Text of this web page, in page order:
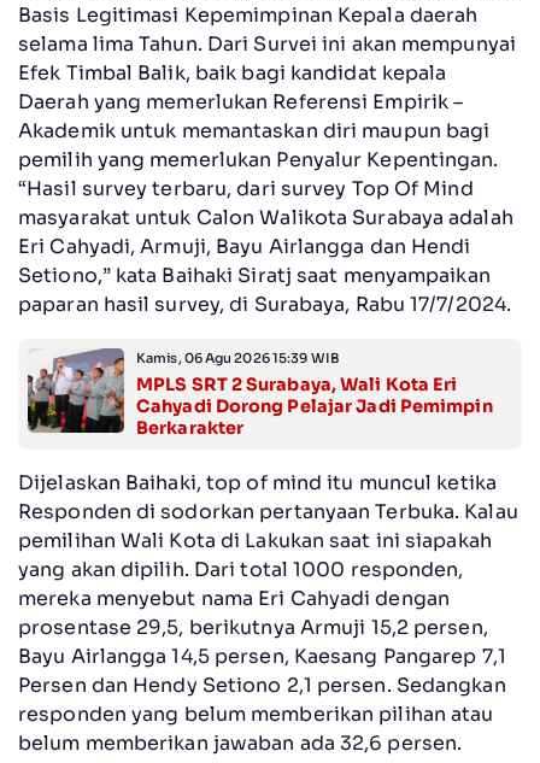
Basis Legitimasi Kepemimpinan Kepala daerah
selama lima Tahun. Dari Survei ini akan mempunyai
Efek Timbal Balik, baik bagi kandidat kepala
Daerah yang memerlukan Referensi Empirik –
Akademik untuk memantaskan diri maupun bagi
pemilih yang memerlukan Penyalur Kepentingan.
“Hasil survey terbaru, dari survey Top Of Mind
masyarakat untuk Calon Walikota Surabaya adalah
Eri Cahyadi, Armuji, Bayu Airlangga dan Hendi
Setiono,” kata Baihaki Siratj saat menyampaikan
paparan hasil survey, di Surabaya, Rabu 17/7/2024.
Kamis, 06 Agu 2026 15:39 WIB
MPLS SRT 2 Surabaya, Wali Kota Eri
Cahyadi Dorong Pelajar Jadi Pemimpin
Berkarakter
Dijelaskan Baihaki, top of mind itu muncul ketika
Responden di sodorkan pertanyaan Terbuka. Kalau
pemilihan Wali Kota di Lakukan saat ini siapakah
yang akan dipilih. Dari total 1000 responden,
mereka menyebut nama Eri Cahyadi dengan
prosentase 29,5, berikutnya Armuji 15,2 persen,
Bayu Airlangga 14,5 persen, Kaesang Pangarep 7,1
Persen dan Hendy Setiono 2,1 persen. Sedangkan
responden yang belum memberikan pilihan atau
belum memberikan jawaban ada 32,6 persen.